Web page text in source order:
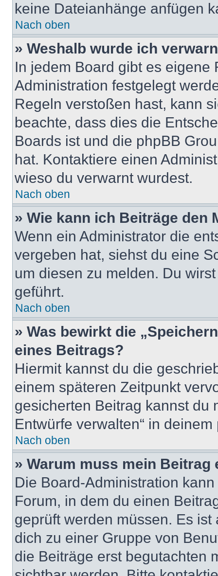
keine Dateianhänge anfügen
Nach oben
» Weshalb wurde ich
In jedem Board gibt es
Administration festgelegt
Regeln verstoßen hast, kann
beachte, dass dies die
Boards ist und die phpBB
hat. Kontaktiere einen
wieso du verwarnt wurdest.
Nach oben
» Wie kann ich Beiträge den
Wenn ein Administrator die
vergeben hat, siehst du eine
um diesen zu melden. Du
geführt.
Nach oben
» Was bewirkt die
eines Beitrags?
Hiermit kannst du die
einem späteren Zeitpunkt
gesicherten Beitrag kannst du
Entwürfe verwalten“ in
Nach oben
» Warum muss mein
Die Board-Administration
Forum, in dem du einen
geprüft werden müssen. Es
dich zu einer Gruppe von
die Beiträge erst begutachten